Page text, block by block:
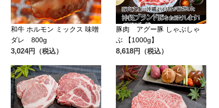
和牛 ホルモン ミックス 味噌
ダレ 800g
3,024円（税込）
豚肉 アグー豚 しゃぶしゃ
ぶ 【1000g】
8,618円（税込）